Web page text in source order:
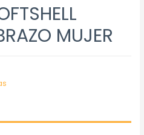
MUJER